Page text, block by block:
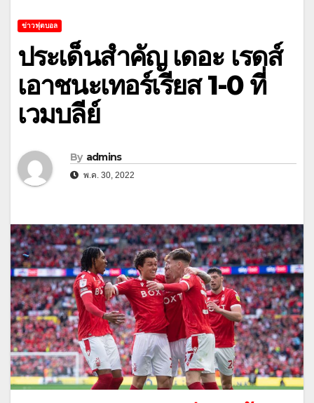
ข่าวฟุตบอล
ประเด็นสำคัญ เดอะ เรดส์
เอาชนะเทอร์เรียส 1-0 ที่
เวมบลีย์
By admins
พ.ค. 30, 2022